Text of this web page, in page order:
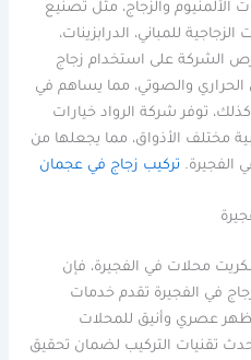
والزجاج، مثل تصنيع
للمباني، الدرابزينات،
الشركة على استخدام زجاج
والصوتي، مما يساهم في
توفر شركة الرواد خيارات
مختلف الأذواق، مما يجعلها من
الفجيرة. تركيب زجاج في عجمان
محلات في الفجيرة، فإن
في الفجيرة تقدم خدمات
عصري وأنيق للمحلات
تقنيات التركيب لضمان تحقيق